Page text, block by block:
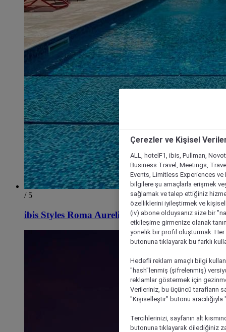
/ 5
ibis Styles Roma Aurelia
Çerezler ve Kişisel
ALL, hotelF1, ibis, Pullman,
Business Travel, Meetings,
Events, Limitless Experiences
bilgilere şu amaçlarla erişmek
sağlamak ve talep ettiğiniz
özelliklerini iyileştirmek ve
(iv) abone olduysanız size bir
etkileşime girmenize olanak
yönelik bir profil oluşturmak.
butonuna tıklayarak bu farklı
Hedefli reklam amaçlı bilgi
"hash"lenmiş (şifrelenmiş)
reklamlar göstermek için
Verileriniz, bu üçüncü tarafların
"Kişiselleştir" butonu
Tercihlerinizi, sayfanın alt
butonuna tıklayarak dilediğiniz